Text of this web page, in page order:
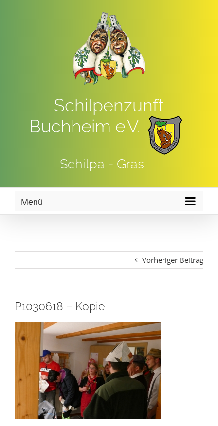
Schilpenzunft
Buchheim e.V.
Schilpa - Gras
Menü
Vorheriger Beitrag
P1030618 – Kopie